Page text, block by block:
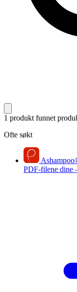
1 produkt funnet
Ofte søkt
Ashampoo
PDF-filene dine